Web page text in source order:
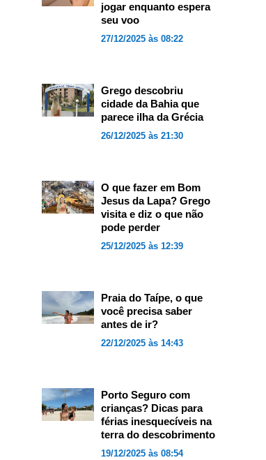
jogar enquanto espera
seu voo
27/12/2025 às 08:22
Grego descobriu
cidade da Bahia que
parece ilha da Grécia
26/12/2025 às 21:30
O que fazer em Bom
Jesus da Lapa? Grego
visita e diz o que não
pode perder
25/12/2025 às 12:39
Praia do Taípe, o que
você precisa saber
antes de ir?
22/12/2025 às 14:43
Porto Seguro com
crianças? Dicas para
férias inesquecíveis na
terra do descobrimento
19/12/2025 às 08:54